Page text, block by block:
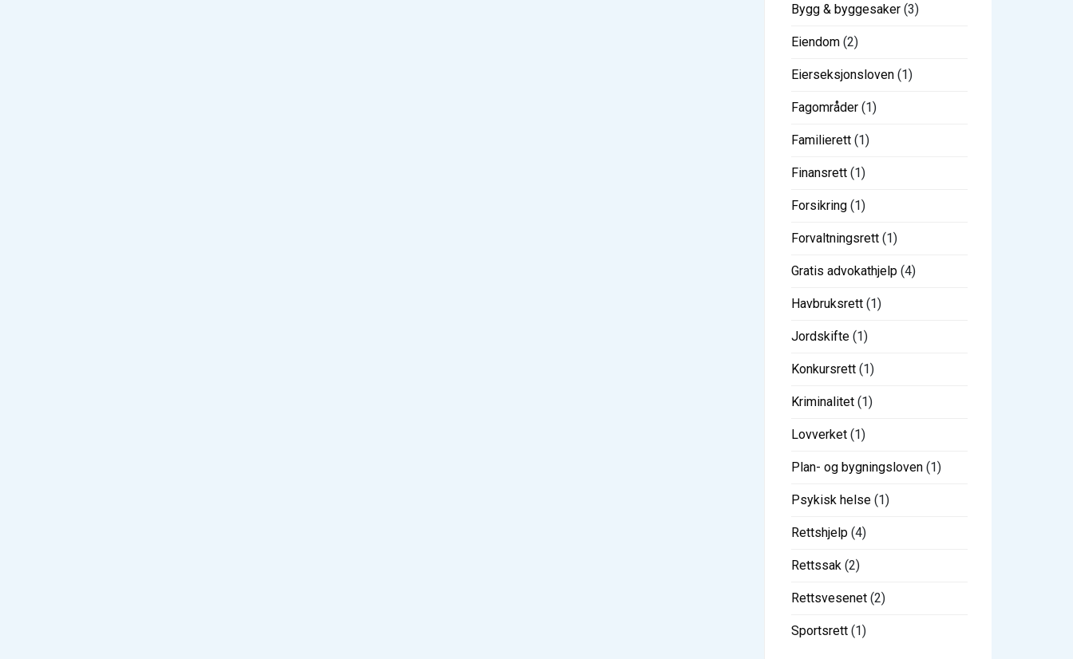
Bygg & byggesaker (3)
Eiendom (2)
Eierseksjonsloven (1)
Fagområder (1)
Familierett (1)
Finansrett (1)
Forsikring (1)
Forvaltningsrett (1)
Gratis advokathjelp (4)
Havbruksrett (1)
Jordskifte (1)
Konkursrett (1)
Kriminalitet (1)
Lovverket (1)
Plan- og bygningsloven (1)
Psykisk helse (1)
Rettshjelp (4)
Rettssak (2)
Rettsvesenet (2)
Sportsrett (1)